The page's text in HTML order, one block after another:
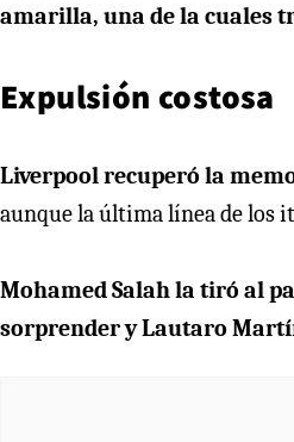
amarilla, una de la cuales
Expulsión costosa
Liverpool recuperó la
aunque la última línea de los
Mohamed Salah la tiró al
sorprender y Lautaro